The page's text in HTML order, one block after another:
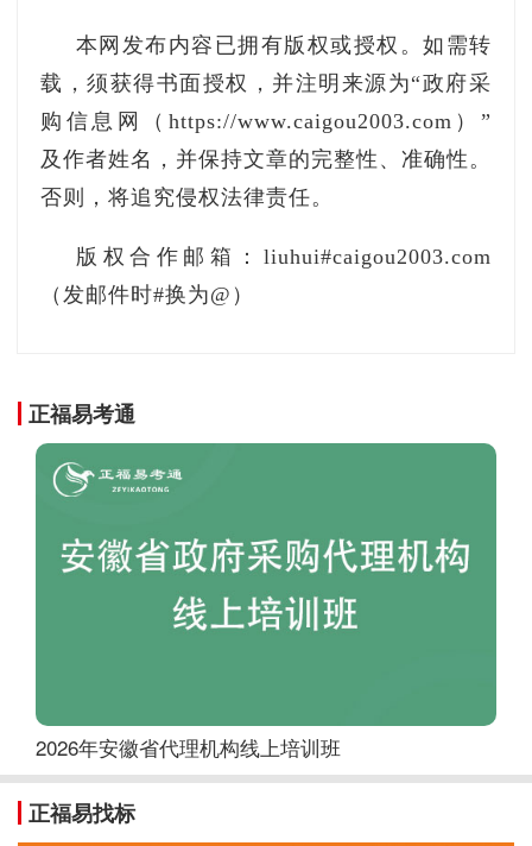
2025年9月23日下午，中共中央总书记、国家
习近平在乌鲁木齐亲切接见新疆各族各界代表，
新华社记者 燕雁/摄
——各民族文化相通，是中华民族铸就多元一
因。
各民族文化互鉴融通、兼收并蓄，逐渐超越地域乡土、
汇聚形成具有强大凝聚力和吸引力的中华文化，形成了
局。历史充分证明，灿烂的中华文化是各民族共同创造
我国疆域辽阔，各地区资源禀赋各有特点，经济互补性强
始终保持互通有无、互利共赢的经济联系，有力增强了
中华民族共同体的形成和发展。历史充分证明，各地区
家发展大局、加强经济交流合作，才能更好推动国家经
——各民族情感相亲，是中华民族一家亲的坚
和谐共处、手足相亲、守望相助始终是我国民族关系的
的兄弟情谊留下了许多历史佳话。特别是在抵御外侮、
主义民族关系，不断夯实中华民族共同体建设的人心基础
总之，五千多年中华文明所孕育的伟大祖国、
体中华儿女最深沉、最持久的情感所系。在这片
本网发布内容已拥有版权或授权。如需转
载，须获得书面授权，并注明来源为“政府采
购信息网（https://www.caigou2003.com）”
及作者姓名，并保持文章的完整性、准确性。
否则，将追究侵权法律责任。
版权合作邮箱：liuhui#caigou2003.com
（发邮件时#换为@）
正福易考通
2026年安徽省代理机构线上培训班
正福易找标